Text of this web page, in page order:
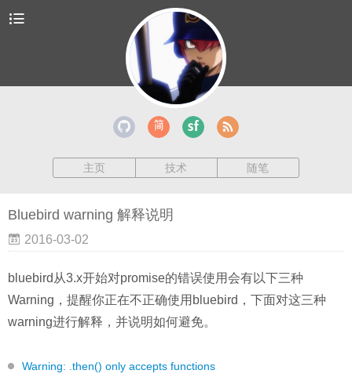
主页 技术 随笔
Bluebird warning 解释说明
2016-03-02
bluebird从3.x开始对promise的错误使用会有以下三种
Warning，提醒你正在不正确使用bluebird，下面对这三种
warning进行解释，并说明如何避免。
Warning: .then() only accepts functions